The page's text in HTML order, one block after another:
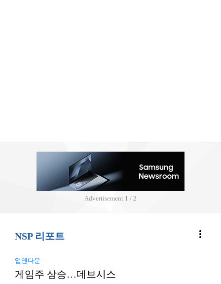
Advertisement 2 / 2
NSP 리포트 more_vert
업앤다운
게임주 상승…데브시스